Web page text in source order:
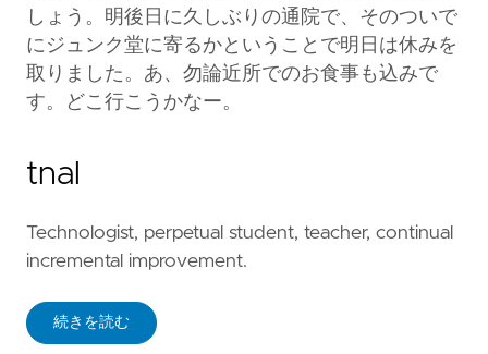
しょう。明後日に久しぶりの通院で、そのついで
にジュンク堂に寄るかということで明日は休みを
取りました。あ、勿論近所でのお食事も込みで
す。どこ行こうかなー。
tnal
Technologist, perpetual student, teacher, continual
incremental improvement.
続きを読む